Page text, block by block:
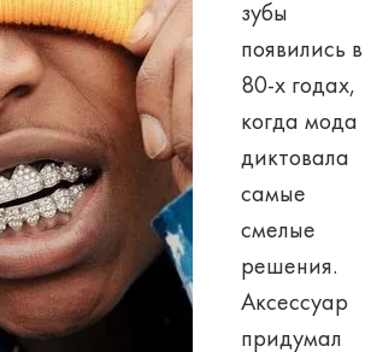
зубы
появились в
80-х годах,
когда мода
диктовала
самые
смелые
решения.
Аксессуар
придумал